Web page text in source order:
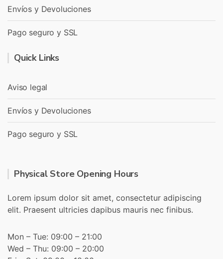
Envíos y Devoluciones
Pago seguro y SSL
Quick Links
Aviso legal
Envíos y Devoluciones
Pago seguro y SSL
Physical Store Opening Hours
Lorem ipsum dolor sit amet, consectetur adipiscing
elit. Praesent ultricies dapibus mauris nec finibus.
Mon – Tue: 09:00 – 21:00
Wed – Thu: 09:00 – 20:00